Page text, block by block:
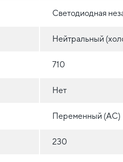
Светодиодная
Нейтральный
710
Нет
Переменный (AC)
230